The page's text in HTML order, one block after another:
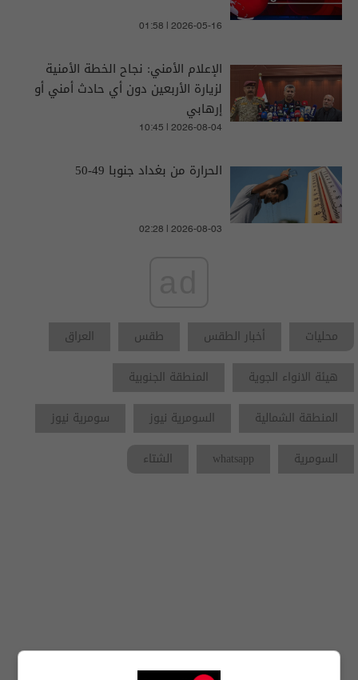
01:58 | 2026-05-16
الإعلام الأمني: نجاح الخطة الأمنية
لزيارة الأربعين دون أي حادث أمني أو
إرهابي
10:45 | 2026-08-04
الحرارة من بغداد جنوبا 49-50
02:28 | 2026-08-03
محليات أخبار الطقس طقس
العراق
هيئة الانواء الجوية
المنطقة الجنوبية
المنطقة الشمالية
السومرية نيوز
سومرية نيوز
السومرية
whatsapp الشتاء